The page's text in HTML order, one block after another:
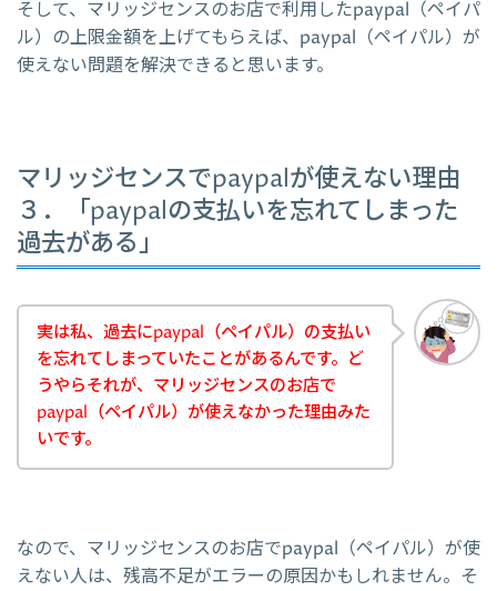
そして、マリッジセンスのお店で利用したpaypal（ペイパ
ル）の上限金額を上げてもらえば、paypal（ペイパル）が
使えない問題を解決できると思います。
マリッジセンスでpaypalが使えない理由
３．「paypalの支払いを忘れてしまった
過去がある」
実は私、過去にpaypal（ペイパル）の支払い
を忘れてしまっていたことがあるんです。ど
うやらそれが、マリッジセンスのお店で
paypal（ペイパル）が使えなかった理由みた
いです。
なので、マリッジセンスのお店でpaypal（ペイパル）が使
えない人は、残高不足がエラーの原因かもしれません。そ